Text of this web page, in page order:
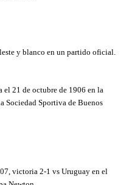
y blanco en un partido oficial.
21 de octubre de 1906 en la
Sociedad Sportiva de Buenos
victoria 2-1 vs Uruguay en el